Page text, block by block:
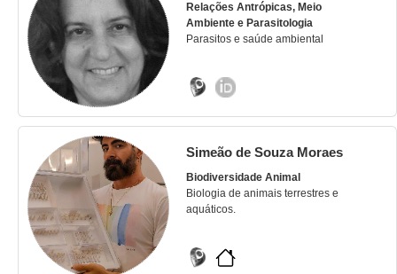
Relações Antrópicas, Meio
Ambiente e Parasitologia
Parasitos e saúde ambiental
Simeão de Souza Moraes
Biodiversidade Animal
Biologia de animais terrestres e
aquáticos.